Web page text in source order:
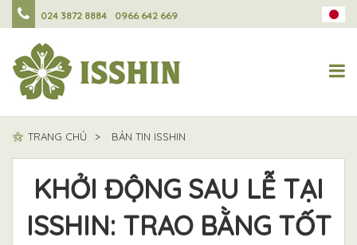
024 3872 8884 0966 642 669
TRANG CHỦ BẢN TIN ISSHIN
KHỞI ĐỘNG SAU LỄ TẠI
ISSHIN: TRAO BẰNG TỐT